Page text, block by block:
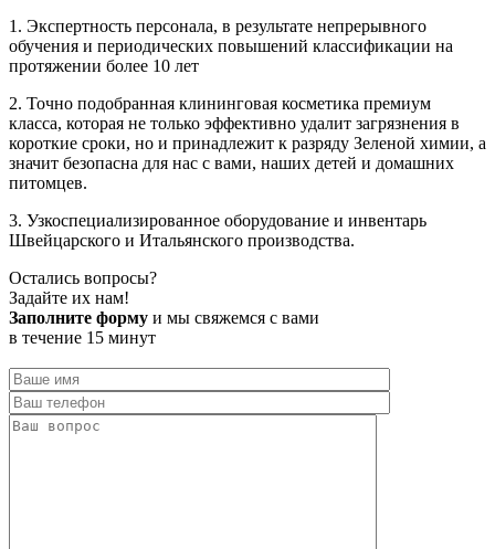
1. Экспертность персонала, в результате непрерывного
обучения и периодических повышений классификации на
протяжении более 10 лет
2. Точно подобранная клининговая косметика премиум
класса, которая не только эффективно удалит загрязнения в
короткие сроки, но и принадлежит к разряду Зеленой химии, а
значит безопасна для нас с вами, наших детей и домашних
питомцев.
3. Узкоспециализированное оборудование и инвентарь
Швейцарского и Итальянского производства.
Остались вопросы?
Задайте их нам!
Заполните форму и мы свяжемся с вами
в течение 15 минут